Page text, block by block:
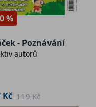
%
- Poznávání
autorů
Kč 119 Kč